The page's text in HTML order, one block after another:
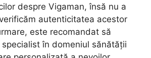
despre Vigaman, însă nu a
autenticitatea acestor
este recomandat să
în domeniul sănătății